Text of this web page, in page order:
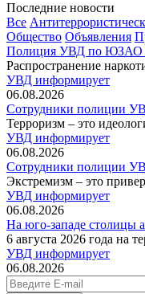
Последние новости
Все
Общество Объявления
Полиция УВД по ЮЗАО
Распространение
УВД информирует
06.08.2026
Сотрудники полиции
Терроризм – это
УВД информирует
06.08.2026
Сотрудники полиции
Экстремизм – это
УВД информирует
06.08.2026
На юго-западе столицы
6 августа 2026 года на
УВД информирует
06.08.2026